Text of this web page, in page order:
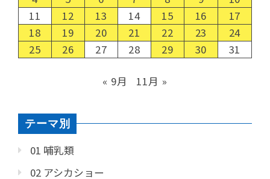
11
12 13 14 15 16
17
18
19 20 21 22 23
24
25
26 27 28 29 30 31
« 9月 11月 »
テーマ別
01 哺乳類
02 アシカショー